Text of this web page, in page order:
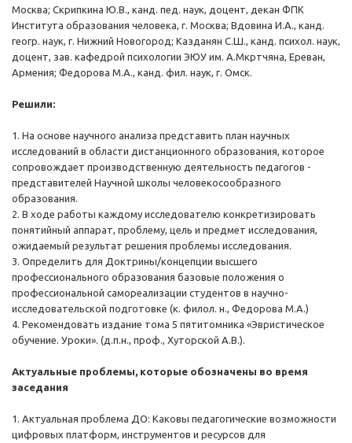
Москва; Скрипкина Ю.В., канд. пед. наук, доцент, декан ФПК
Института образования человека, г. Москва; Вдовина И.А., канд.
геогр. наук, г. Нижний Новогород; Казданян С.Ш., канд. психол. наук,
доцент, зав. кафедрой психологии ЭЮУ им. А.Мкртчяна, Ереван,
Армения; Федорова М.А., канд. фил. наук, г. Омск.
Решили:
1. На основе научного анализа представить план научных
исследований в области дистанционного образования, которое
сопровождает производственную деятельность педагогов -
представителей Научной школы человекосообразного
образования.
2. В ходе работы каждому исследователю конкретизировать
понятийный аппарат, проблему, цель и предмет исследования,
ожидаемый результат решения проблемы исследования.
3. Определить для Доктрины/концепции высшего
профессионального образования базовые положения о
профессиональной самореализации студентов в научно-
исследовательской подготовке (к. филол. н., Федорова М.А.)
4. Рекомендовать издание тома 5 пятитомника «Эвристическое
обучение. Уроки». (д.п.н., проф., Хуторской А.В.).
Актуальные проблемы, которые обозначены во время
заседания
1. Актуальная проблема ДО: Каковы педагогические возможности
цифровых платформ, инструментов и ресурсов для